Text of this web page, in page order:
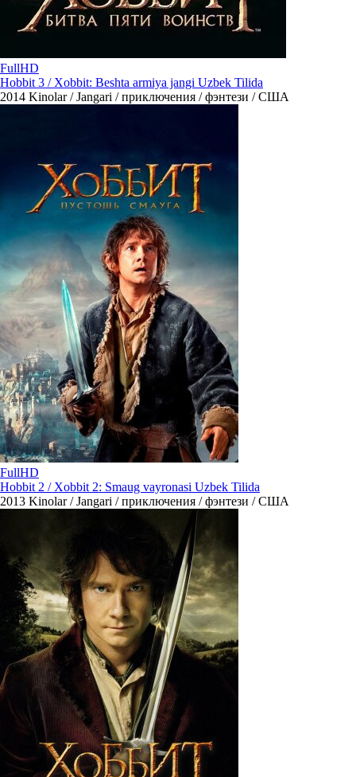
FullHD
Hobbit 3 / Xobbit: Beshta armiya jangi Uzbek Tilida
2014 Kinolar / Jangari / приключения / фэнтези / США
FullHD
Hobbit 2 / Xobbit 2: Smaug vayronasi Uzbek Tilida
2013 Kinolar / Jangari / приключения / фэнтези / США